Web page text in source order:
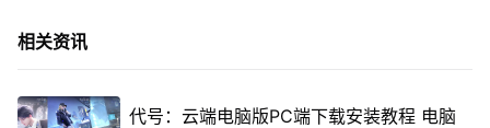
相关资讯
代号：云端电脑版PC端下载安装教程 电脑